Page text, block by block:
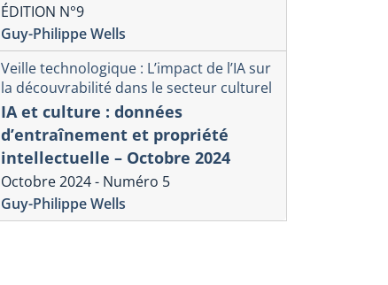
ÉDITION N°9
Guy-Philippe Wells
Veille technologique : L’impact de l’IA sur
la découvrabilité dans le secteur culturel
IA et culture : données
d’entraînement et propriété
intellectuelle – Octobre 2024
Octobre 2024 - Numéro 5
Guy-Philippe Wells